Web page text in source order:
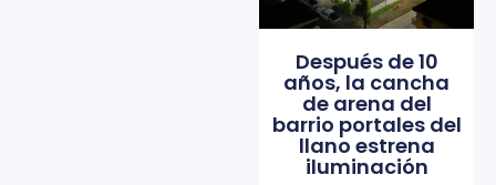
Después de 10
años, la cancha
de arena del
barrio portales del
llano estrena
iluminación